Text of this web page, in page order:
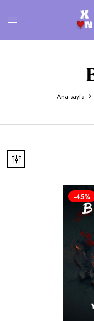
Ana sayfa
-45%